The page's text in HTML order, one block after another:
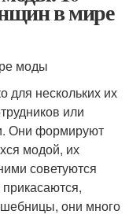
в мире
моды
для нескольких их
или
Они формируют
модой, их
советуются
они много